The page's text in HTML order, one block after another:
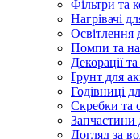
Фільтри та
Нагрівачі
Освітлення
Помпи та
Декорації
Ґрунт для
Годівниці
Скребки та
Запчастини
Догляд за